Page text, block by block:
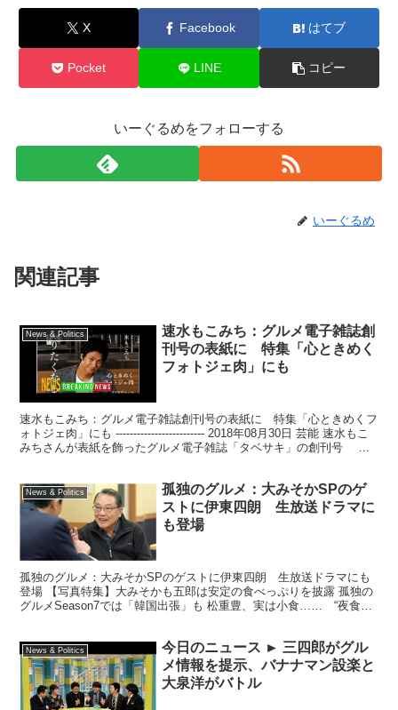
X Facebook はてブ
Pocket LINE コピー
いーぐるめをフォローする
いーぐるめ
関連記事
News & Politics
速水もこみち：グルメ電子雑誌創
刊号の表紙に 特集「心ときめく
フォトジェ肉」にも
速水もこみち：グルメ電子雑誌創刊号の表紙に 特集「心ときめくフ
ォトジェ肉」にも ------------------------- 2018年08月30日 芸能 速水もこ
みちさんが表紙を飾ったグルメ電子雑誌「タベサキ」の創刊号
News & Politics
孤独のグルメ：大みそかSPのゲ
ストに伊東四朗 生放送ドラマに
も登場
孤独のグルメ：大みそかSPのゲストに伊東四朗 生放送ドラマにも
登場 【写真特集】大みそかも五郎は安定の食べっぷりを披露 孤独の
グルメSeason7では「韓国出張」も 松重豊、実は小食…… “夜食テ
News & Politics
今日のニュース ► 三四郎がグル
メ情報を提示、バナナマン設楽と
大泉洋がバトル